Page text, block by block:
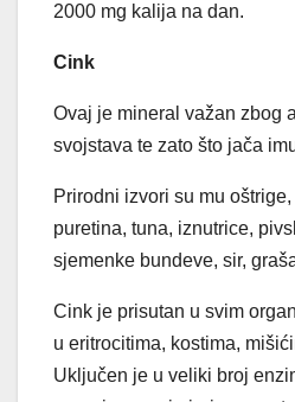
2000 mg kalija na dan.
Cink
Ovaj je mineral važan zbog
svojstava te zato što jača
Prirodni izvori su mu
puretina, tuna, iznutrice,
sjemenke bundeve, sir,
Cink je prisutan u svim
u eritrocitima, kostima,
Uključen je u veliki broj